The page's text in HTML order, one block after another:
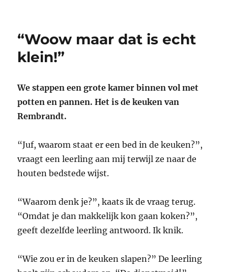
Rembrandt
“Woow maar dat is echt
klein!”
We stappen een grote kamer binnen vol met
potten en pannen. Het is de keuken van
Rembrandt.
“Juf, waarom staat er een bed in de keuken?”,
vraagt een leerling aan mij terwijl ze naar de
houten bedstede wijst.
“Waarom denk je?”, kaats ik de vraag terug.
“Omdat je dan makkelijk kon gaan koken?”,
geeft dezelfde leerling antwoord. Ik knik.
“Wie zou er in de keuken slapen?” De leerling